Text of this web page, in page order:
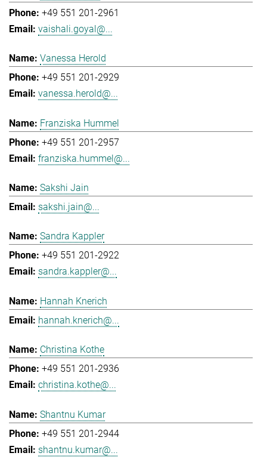
+49 551 201-2961
vaishali.goyal@...
Vanessa Herold
+49 551 201-2929
vanessa.herold@...
Franziska Hummel
+49 551 201-2957
franziska.hummel@...
Sakshi Jain
sakshi.jain@...
Sandra Kappler
+49 551 201-2922
sandra.kappler@...
Hannah Knerich
hannah.knerich@...
Christina Kothe
+49 551 201-2936
christina.kothe@...
Shantnu Kumar
+49 551 201-2944
shantnu.kumar@...